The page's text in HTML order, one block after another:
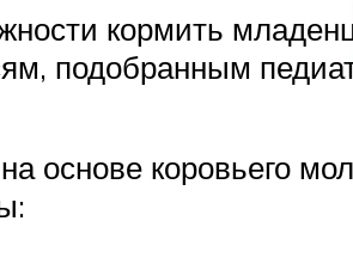
кормить
подобранным
основе коровьего